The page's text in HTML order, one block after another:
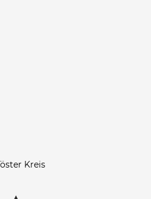
Kreis